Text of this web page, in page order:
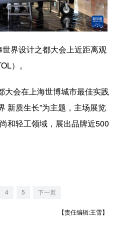
信息化 数字经济
银龄 溯源中国
能源 会展
亚太网 上市公司
江西
界设计之都大会上近距离观
）。
会在上海世博城市最佳实践
新质生长”为主题，主场展览
和轻工领域，展出品牌近500
4 5 下一页
【责任编辑:王雪】